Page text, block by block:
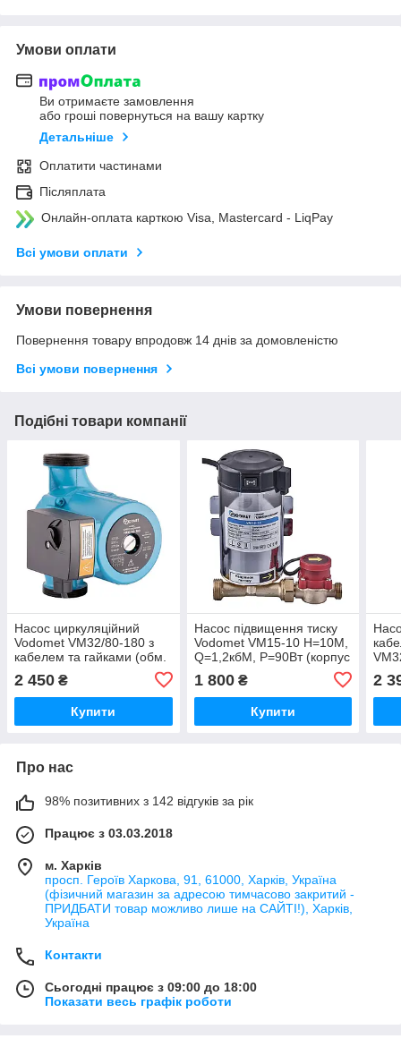
Умови оплати
Ви отримаєте замовлення
або гроші повернуться на вашу картку
Детальніше
Оплатити частинами
Післяплата
Онлайн-оплата карткою Visa, Mastercard - LiqPay
Всі умови оплати
Умови повернення
Повернення товару впродовж 14 днів за домовленістю
Всі умови повернення
Подібні товари компанії
Насос циркуляційний
Vodomet VM32/80-180 з
кабелем та гайками (обм.
2 450 ₴
Купити
Насос підвищення тиску
Vodomet VM15-10 Н=10М,
Q=1,2кбМ, P=90Вт (корпус
1 800₴
Купити
2
Про нас
98% позитивних з 142 відгуків за рік
Працює з 03.03.2018
м. Харків
просп. Героїв Харкова, 91, 61000, Харків, Україна
(фізичний магазин за адресою тимчасово закритий -
ПРИДБАТИ товар можливо лише на САЙТІ!), Харків,
Україна
Контакти
Сьогодні працює з 09:00 до 18:00
Показати весь графік роботи